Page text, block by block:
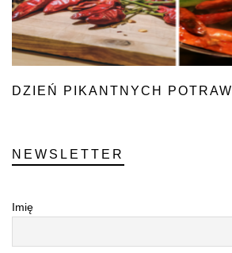
DZIEŃ PIKANTNYCH POTRAW
NEWSLETTER
Imię